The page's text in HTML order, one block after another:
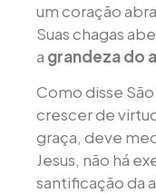
um coração
Suas chagas
a grandeza do
Como disse
crescer de
graça, deve
Jesus, não há
santificação da